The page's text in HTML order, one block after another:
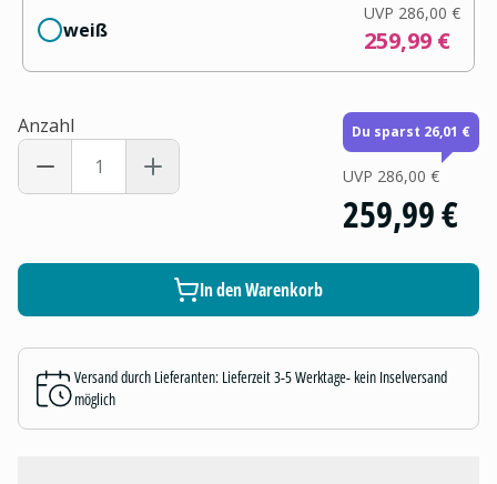
weiß
UVP 286,00 €
259,99 €
Anzahl Du sparst 26,01 €
UVP 286,00 €
259,99 €
In den Warenkorb
Versand durch Lieferanten: Lieferzeit 3-5 Werktage- kein Inselversand
möglich